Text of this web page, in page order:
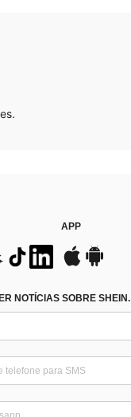
APP
NOTÍCIAS SOBRE SHEIN.